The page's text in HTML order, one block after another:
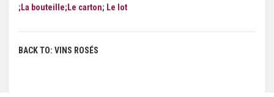
;La bouteille;Le carton; Le lot
BACK TO: VINS ROSÉS